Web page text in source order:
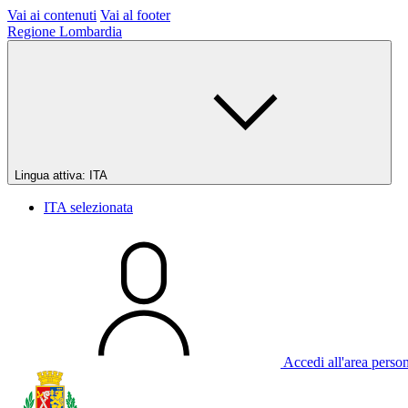
Vai ai contenuti Vai al footer
Regione Lombardia
Lingua attiva: ITA
ITA selezionata
Accedi all'area